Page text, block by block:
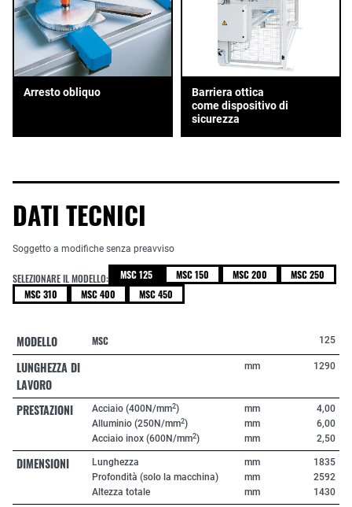
Arresto obliquo
Barriera ottica
come dispositivo di
sicurezza
DATI TECNICI
Soggetto a modifiche senza preavviso
SELEZIONARE IL MODELLO: MSC 125 MSC 150 MSC 200
MSC 250
MSC 310
MSC 400 MSC 450
MODELLO MSC 125
LUNGHEZZA DI
LAVORO
mm 1290
PRESTAZIONI Acciaio (400N/mm2)
Alluminio (250N/mm2)
Acciaio inox (600N/mm2)
mm
mm
mm
4,00
6,00
2,50
DIMENSIONI
Lunghezza
Profondità (solo la macchina)
Altezza totale
mm
mm
mm
1835
2592
1430